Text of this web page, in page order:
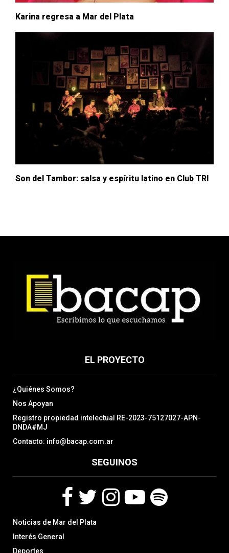
Karina regresa a Mar del Plata
Son del Tambor: salsa y espíritu latino en Club TRI
EL PROYECTO
¿Quiénes Somos?
Nos Apoyan
Registro propiedad intelectual RE-2023-75127027-APN-
DNDA#MJ
Contacto: info@bacap.com.ar
SEGUINOS
a
c
w
Noticias de Mar del Plata
Interés General
Deportes